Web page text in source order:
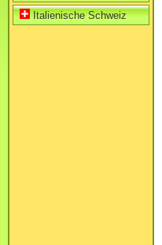
Italienische Schweiz